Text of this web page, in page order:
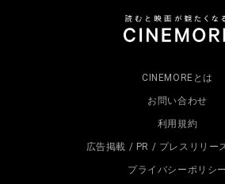
CINEMOREとは
お問い合わせ
利用規約
広告掲載 / PR / プレスリリー
プライバシーポリシー